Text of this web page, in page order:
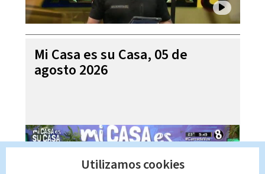
Mi Casa es su Casa, 05 de
agosto 2026
Utilizamos cookies